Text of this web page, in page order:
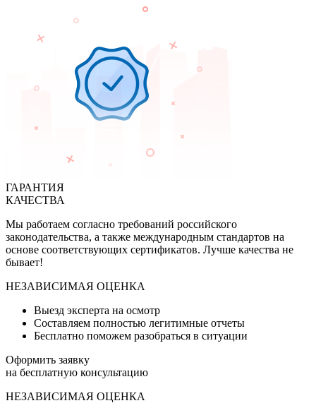
ГАРАНТИЯ
КАЧЕСТВА
Мы работаем согласно требований российского
законодательства, а также международным стандартов на
основе соответствующих сертификатов. Лучше качества не
бывает!
НЕЗАВИСИМАЯ ОЦЕНКА
Выезд эксперта на осмотр
Составляем полностью легитимные отчеты
Бесплатно поможем разобраться в ситуации
Оформить заявку
на бесплатную консультацию
НЕЗАВИСИМАЯ ОЦЕНКА